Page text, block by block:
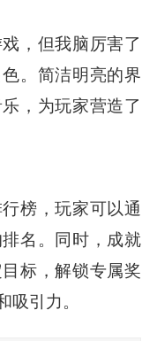
，但我脑厉害了
。简洁明亮的界
，为玩家营造了
榜，玩家可以通
名。同时，成就
标，解锁专属奖
引力。